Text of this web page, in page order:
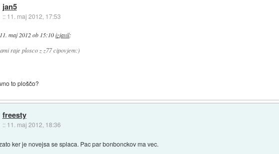
jan5
:: 11. maj 2012, 17:53
11. maj 2012 ob 15:10 izjavil:
raje plosco z z77 cipovjem:)
to ploščo?
freesty
:: 11. maj 2012, 18:36
ker je novejsa se splaca. Pac par bonbonckov ma vec.